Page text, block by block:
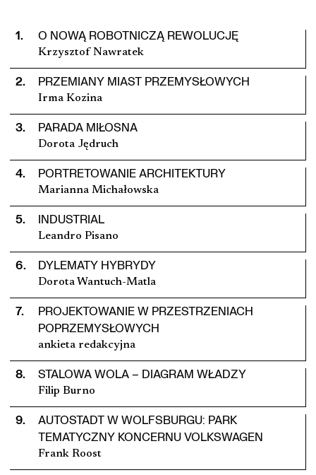
1. O NOWĄ ROBOTNICZĄ REWOLUCJĘ
Krzysztof Nawratek
2. PRZEMIANY MIAST PRZEMYSŁOWYCH
Irma Kozina
3. PARADA MIŁOSNA
Dorota Jędruch
4. PORTRETOWANIE ARCHITEKTURY
Marianna Michałowska
5. INDUSTRIAL
Leandro Pisano
6. DYLEMATY HYBRYDY
Dorota Wantuch-Matla
7.
PROJEKTOWANIE W PRZESTRZENIACH
POPRZEMYSŁOWYCH
ankieta redakcyjna
8. STALOWA WOLA – DIAGRAM WŁADZY
Filip Burno
9.
AUTOSTADT W WOLFSBURGU: PARK
TEMATYCZNY KONCERNU VOLKSWAGEN
Frank Roost